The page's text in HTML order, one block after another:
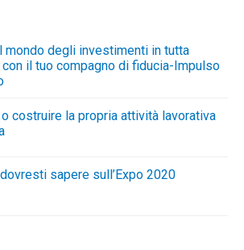
mondo degli investimenti in tutta
il tuo compagno di fiducia-Impulso
costruire la propria attività lavorativa
sapere sull’Expo 2020